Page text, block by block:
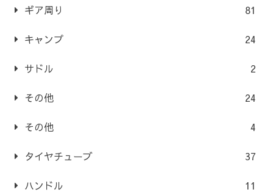
ギア周り 81
キャンプ 24
サドル 2
その他 24
その他 4
タイヤチューブ 37
ハンドル 11